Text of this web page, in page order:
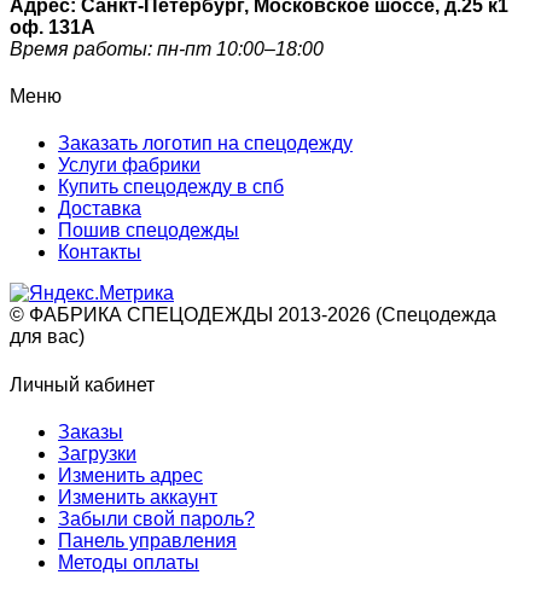
Адрес: Санкт-Петербург, Московское шоссе, д.25 к1
оф. 131A
Время работы: пн-пт 10:00–18:00
Меню
Заказать логотип на спецодежду
Услуги фабрики
Купить спецодежду в спб
Доставка
Пошив спецодежды
Контакты
© ФАБРИКА СПЕЦОДЕЖДЫ 2013-2026 (Спецодежда
для вас)
Личный кабинет
Заказы
Загрузки
Изменить адрес
Изменить аккаунт
Забыли свой пароль?
Панель управления
Методы оплаты